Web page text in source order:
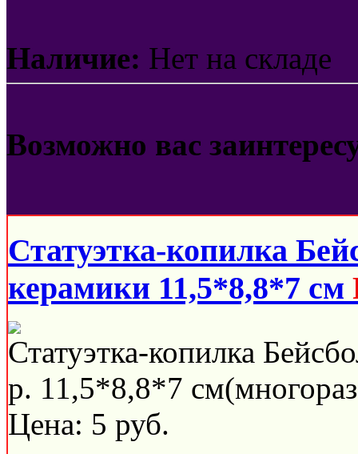
Наличие: Нет на складе
Возможно вас
Статуэтка-копилка
керамики 11,5*8,8*7 см
Статуэтка-копилка
р. 11,5*8,8*7
Цена: 5 руб.